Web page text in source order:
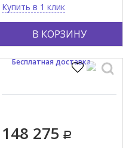
В КОРЗИНУ
Купить в 1 клик
148 275
Бесплатная доставка